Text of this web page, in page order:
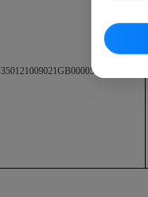
350121009021GB00005F00130309